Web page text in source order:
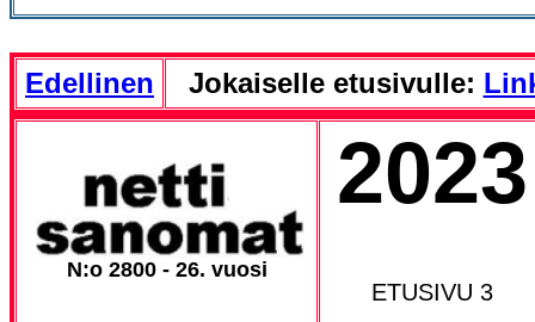
Edellinen Jokaiselle etusivulle:
N:o 2800 - 26. vuosi
2023
ETUSIVU 3